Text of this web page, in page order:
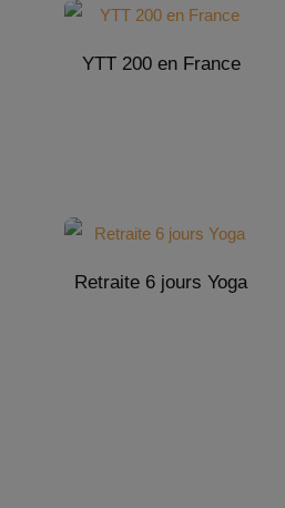
YTT 200 en France
Retraite 6 jours Yoga